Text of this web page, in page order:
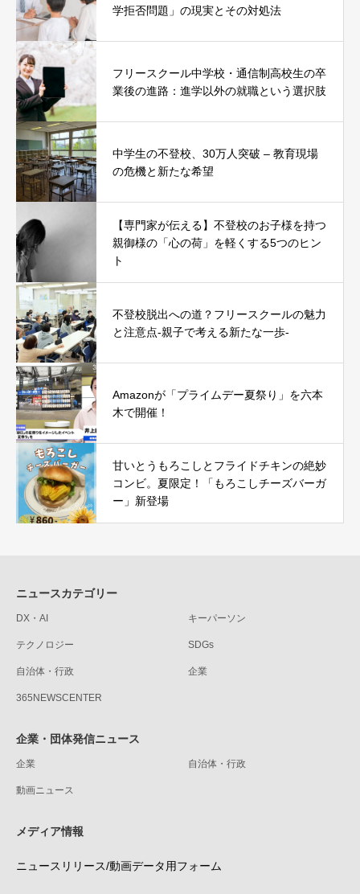
学拒否問題」の現実とその対処法
フリースクール中学校・通信制高校生の卒
業後の進路：進学以外の就職という選択肢
中学生の不登校、30万人突破 – 教育現場
の危機と新たな希望
【専門家が伝える】不登校のお子様を持つ
親御様の「心の荷」を軽くする5つのヒン
ト
不登校脱出への道？フリースクールの魅力
と注意点-親子で考える新たな一歩-
Amazonが「プライムデー夏祭り」を六本
木で開催！
甘いとうもろこしとフライドチキンの絶妙
コンビ。夏限定！「もろこしチーズバーガ
ー」新登場
ニュースカテゴリー
DX・AI キーパーソン
テクノロジー SDGs
自治体・行政 企業
365NEWSCENTER
企業・団体発信ニュース
企業 自治体・行政
動画ニュース
メディア情報
ニュースリリース/動画データ用フォーム